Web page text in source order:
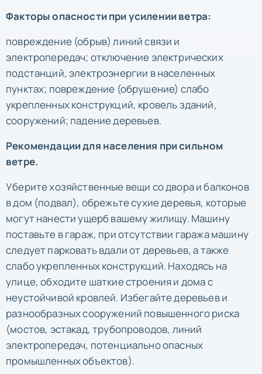
Факторы опасности при усилении ветра:
повреждение (обрыв) линий связи и
электропередач; отключение электрических
подстанций, электроэнергии в населенных
пунктах; повреждение (обрушение) слабо
укрепленных конструкций, кровель зданий,
сооружений; падение деревьев.
Рекомендации для населения при сильном
ветре.
Уберите хозяйственные вещи со двора и балконов
в дом (подвал), обрежьте сухие деревья, которые
могут нанести ущерб вашему жилищу. Машину
поставьте в гараж, при отсутствии гаража машину
следует парковать вдали от деревьев, а также
слабо укрепленных конструкций. Находясь на
улице, обходите шаткие строения и дома с
неустойчивой кровлей. Избегайте деревьев и
разнообразных сооружений повышенного риска
(мостов, эстакад, трубопроводов, линий
электропередач, потенциально опасных
промышленных объектов).